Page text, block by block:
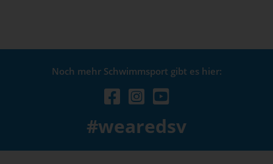
Noch mehr Schwimmsport gibt es hier:
#wearedsv